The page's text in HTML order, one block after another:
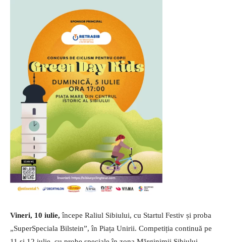
Vineri, 10 iulie, începe Raliul Sibiului, cu Startul Festiv și proba
„SuperSpeciala Bilstein”, în Piața Unirii. Competiția continuă pe